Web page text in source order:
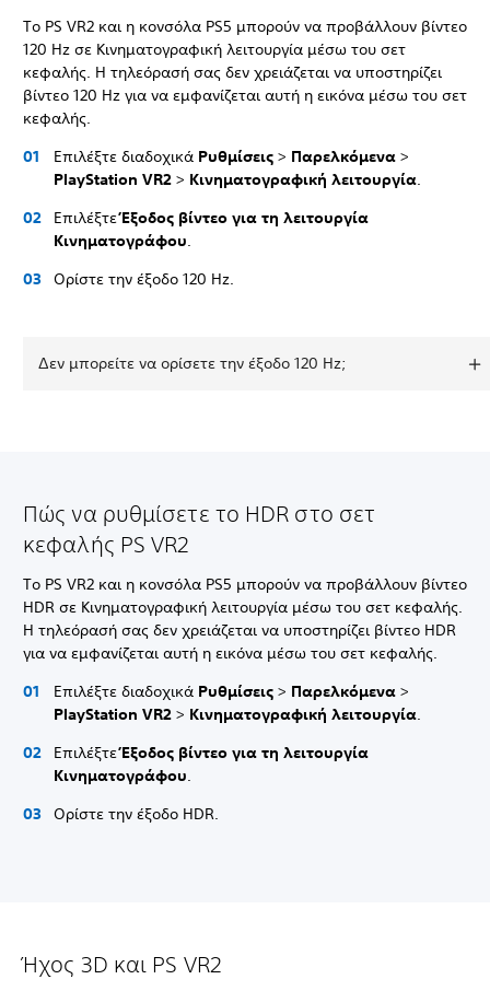
Το PS VR2 και η κονσόλα PS5 μπορούν να προβάλλουν βίντεο
120 Hz σε Κινηματογραφική λειτουργία μέσω του σετ
κεφαλής. Η τηλεόρασή σας δεν χρειάζεται να υποστηρίζει
βίντεο 120 Hz για να εμφανίζεται αυτή η εικόνα μέσω του σετ
κεφαλής.
Επιλέξτε διαδοχικά Ρυθμίσεις > Παρελκόμενα >
PlayStation VR2 > Κινηματογραφική λειτουργία.
ΕπιλέξτεΈξοδος βίντεο για τη λειτουργία
Κινηματογράφου.
Ορίστε την έξοδο 120 Hz.
Δεν μπορείτε να ορίσετε την έξοδο 120 Hz;
Πώς να ρυθμίσετε το HDR στο σετ
κεφαλής PS VR2
Το PS VR2 και η κονσόλα PS5 μπορούν να προβάλλουν βίντεο
HDR σε Κινηματογραφική λειτουργία μέσω του σετ κεφαλής.
Η τηλεόρασή σας δεν χρειάζεται να υποστηρίζει βίντεο HDR
για να εμφανίζεται αυτή η εικόνα μέσω του σετ κεφαλής.
Επιλέξτε διαδοχικά Ρυθμίσεις > Παρελκόμενα >
PlayStation VR2 > Κινηματογραφική λειτουργία.
ΕπιλέξτεΈξοδος βίντεο για τη λειτουργία
Κινηματογράφου.
Ορίστε την έξοδο HDR.
Ήχος 3D και PS VR2